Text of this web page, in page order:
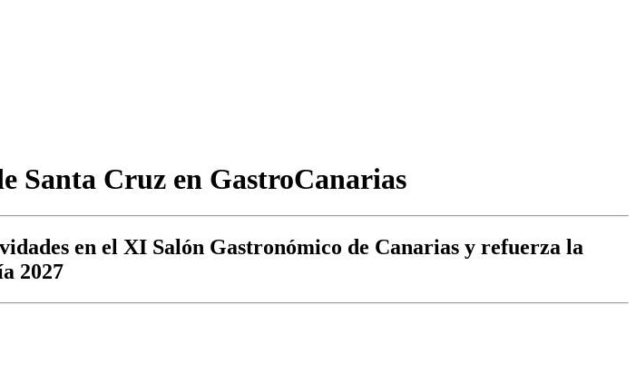
Santa Cruz en GastroCanarias
en el XI Salón Gastronómico de Canarias y refuerza la
2027